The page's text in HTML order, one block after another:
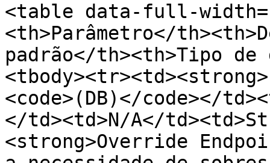
<table data-full-
<th>Parâmetro</
padrão</th><th>Tipo
<code>(DB)</code></
</td><td>N/A</
<strong>Override